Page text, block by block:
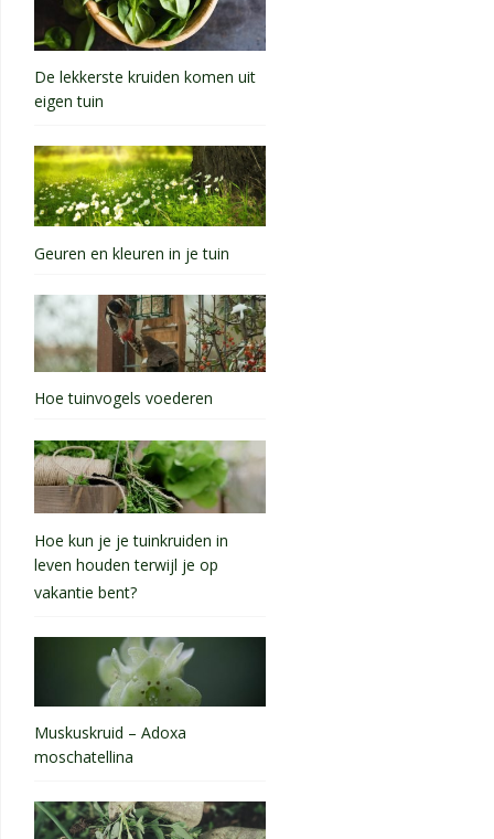
De lekkerste kruiden komen uit
eigen tuin
Geuren en kleuren in je tuin
Hoe tuinvogels voederen
Hoe kun je je tuinkruiden in
leven houden terwijl je op
vakantie bent?
Muskuskruid – Adoxa
moschatellina